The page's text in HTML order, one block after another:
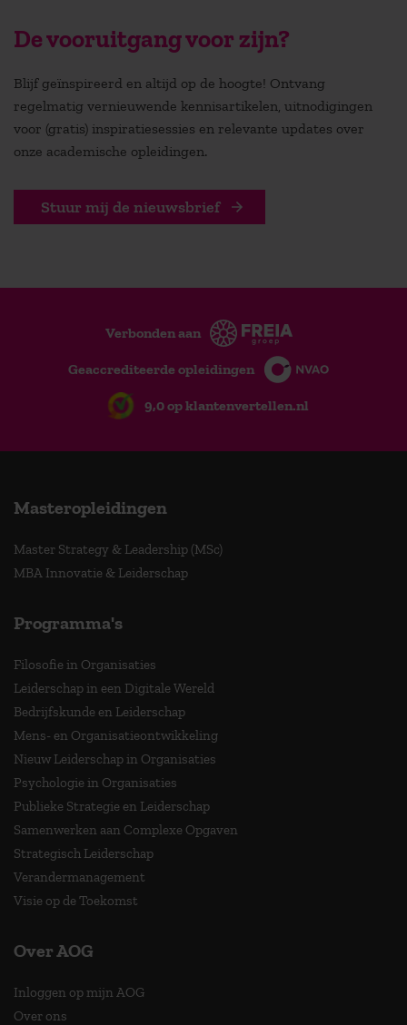
De vooruitgang voor zijn?
Blijf geïnspireerd en altijd op de hoogte! Ontvang
regelmatig vernieuwende kennisartikelen, uitnodigingen
voor (gratis) inspiratiesessies en relevante updates over
onze academische opleidingen.
Stuur mij de nieuwsbrief
Verbonden aan
Geaccrediteerde opleidingen
9,0 op klantenvertellen.nl
Masteropleidingen
Master Strategy & Leadership (MSc)
MBA Innovatie & Leiderschap
Programma's
Filosofie in Organisaties
Leiderschap in een Digitale Wereld
Bedrijfskunde en Leiderschap
Mens- en Organisatieontwikkeling
Nieuw Leiderschap in Organisaties
Psychologie in Organisaties
Publieke Strategie en Leiderschap
Samenwerken aan Complexe Opgaven
Strategisch Leiderschap
Verandermanagement
Visie op de Toekomst
Over AOG
Inloggen op mijn AOG
Over ons